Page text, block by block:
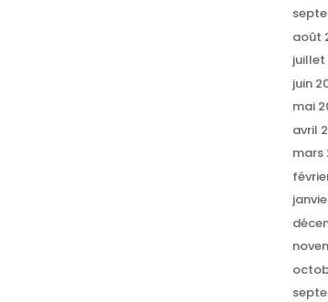
août
juillet
juin
mai
avril
mars